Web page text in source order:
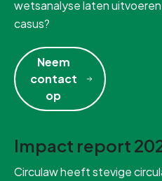
wetsanalyse laten
casus?
Neem
contact
op
Impact report
Circulaw heeft stevige